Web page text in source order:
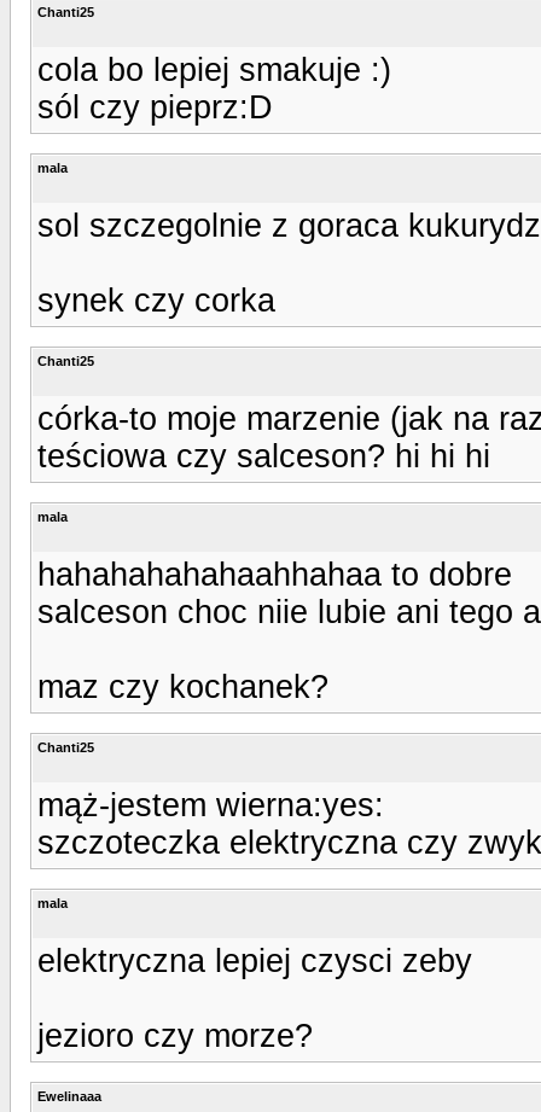
Chanti25
cola bo lepiej smakuje :)
sól czy pieprz:D
mala
sol szczegolnie z goraca
synek czy corka
Chanti25
córka-to moje marzenie (jak na
teściowa czy salceson? hi hi hi
mala
hahahahahahaahhahaa to dobre
salceson choc niie lubie ani tego
maz czy kochanek?
Chanti25
mąż-jestem wierna:yes:
szczoteczka elektryczna czy
mala
elektryczna lepiej czysci zeby
jezioro czy morze?
Ewelinaaa